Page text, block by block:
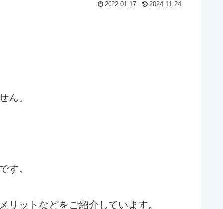
2022.01.17 2024.11.24
ん。
す。
ットなどをご紹介しています。